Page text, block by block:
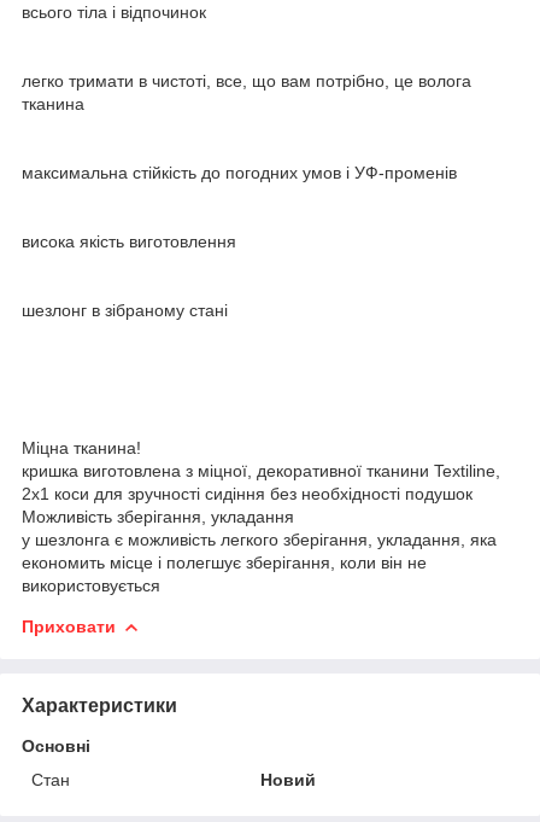
всього тіла і відпочинок
легко тримати в чистоті, все, що вам потрібно, це волога
тканина
максимальна стійкість до погодних умов і УФ-променів
висока якість виготовлення
шезлонг в зібраному стані
Міцна тканина!
кришка виготовлена з міцної, декоративної тканини Textiline,
2x1 коси для зручності сидіння без необхідності подушок
Можливість зберігання, укладання
у шезлонга є можливість легкого зберігання, укладання, яка
економить місце і полегшує зберігання, коли він не
використовується
Приховати
Характеристики
Основні
Стан
Новий